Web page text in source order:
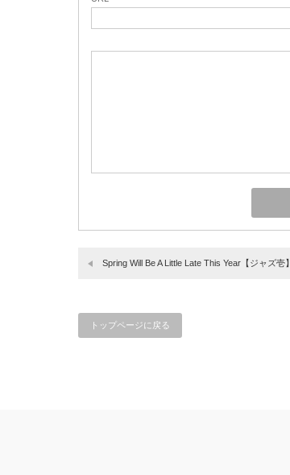
Spring Will Be A Little Late This Year【ジャズ壱】
トップページに戻る